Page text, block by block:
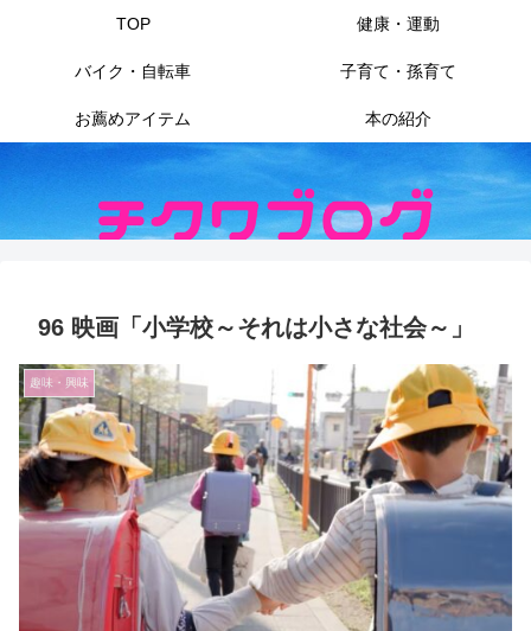
TOP 健康・運動
バイク・自転車 子育て・孫育て
お薦めアイテム 本の紹介
96 映画「小学校～それは小さな社会～」
趣味・興味